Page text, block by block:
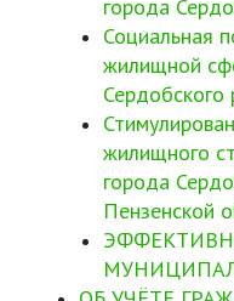
города
Социальная
жилищной
Сердобского
жилищного
города
Пензенской